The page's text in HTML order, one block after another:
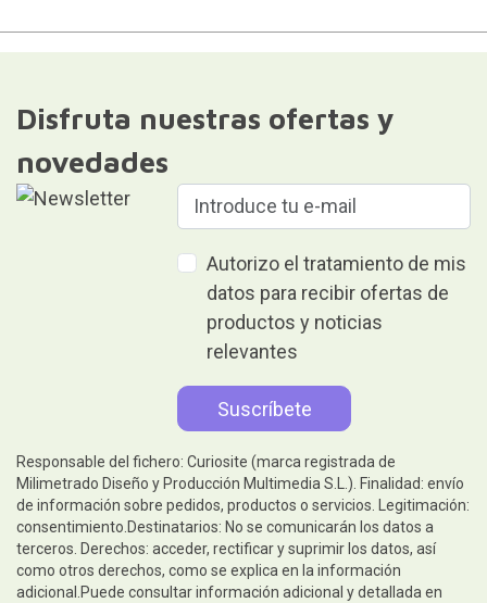
Disfruta nuestras ofertas y
novedades
Autorizo el tratamiento de mis
datos para recibir ofertas de
productos y noticias
relevantes
Responsable del fichero: Curiosite (marca registrada de
Milimetrado Diseño y Producción Multimedia S.L.). Finalidad: envío
de información sobre pedidos, productos o servicios. Legitimación:
consentimiento.Destinatarios: No se comunicarán los datos a
terceros. Derechos: acceder, rectificar y suprimir los datos, así
como otros derechos, como se explica en la información
adicional.Puede consultar información adicional y detallada en